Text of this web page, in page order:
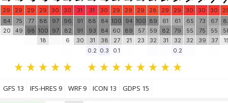
29 29 29 29 30 30 31 31 30 29 29 29 28 29 29 30 30 30
84
20
75
49
77
98
88
100
18
97
97
96
82
6
91
91
30
88
93
31
84
84
38
100
60
27
94
89
21
100
57
23
89
59
32
61
82
31
61
79
32
65
55
32
73
75
39
67
55
37
0.2 0.3 0.1 0.2
GFS 13 IFS-HRES 9 WRF 9 ICON 13 GDPS 15